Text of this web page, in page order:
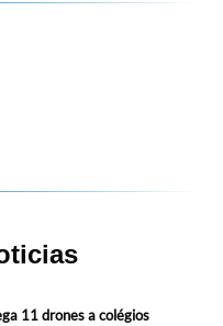
11 drones a colégios